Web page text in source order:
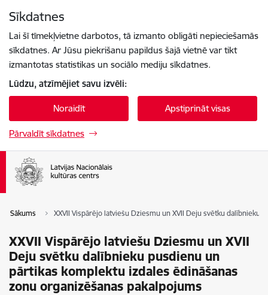
Sīkdatnes
Lai šī tīmekļvietne darbotos, tā izmanto obligāti nepieciešamās
sīkdatnes. Ar Jūsu piekrišanu papildus šajā vietnē var tikt
izmantotas statistikas un sociālo mediju sīkdatnes.
Lūdzu, atzīmējiet savu izvēli:
Noraidīt Apstiprināt visas
Pārvaldīt sīkdatnes
Sākums XXVII Vispārējo latviešu Dziesmu un XVII Deju svētku
XXVII Vispārējo latviešu Dziesmu un XVII
Deju svētku dalībnieku pusdienu un
pārtikas komplektu izdales ēdināšanas
zonu organizēšanas pakalpojums